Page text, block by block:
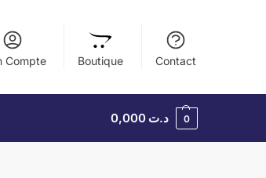
Compte Boutique Contact
د.ت 0,000 0